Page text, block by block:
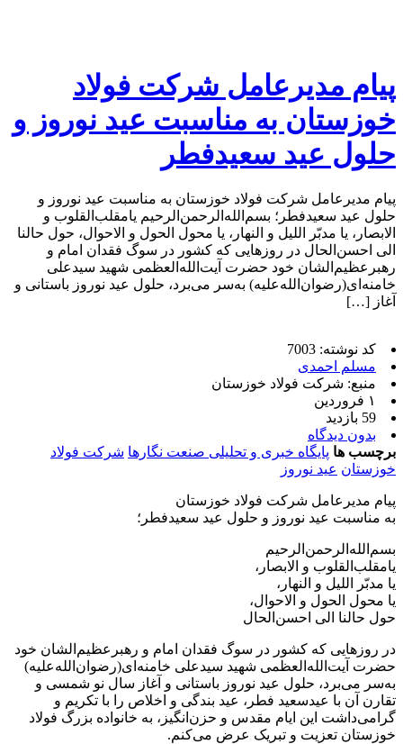
پیام مدیرعامل شرکت فولاد
خوزستان به مناسبت عید نوروز و
حلول عید سعیدفطر
پیام مدیرعامل شرکت فولاد خوزستان به مناسبت عید نوروز و
حلول عید سعیدفطر؛ بسم‌الله‌الرحمن‌الرحیم یامقلب‌القلوب و
الابصار، یا مدبّر اللیل و النهار، یا محول الحول و الاحوال، حول حالنا
الی احسن‌الحال در روزهایی که کشور در سوگ فقدان امام و
رهبرعظیم‌الشان خود حضرت آیت‌الله‌العظمی شهید سیدعلی
خامنه‌ای(رضوان‌الله‌علیه) به‌سر می‌برد، حلول عید نوروز باستانی و
آغاز […]
کد نوشته: 7003
مسلم احمدی
منبع: شرکت فولاد خوزستان
۱ فروردین
59 بازدید
بدون دیدگاه
برچسب ها پایگاه خبری و تحلیلی صنعت نگارها شرکت فولاد
خوزستان عید نوروز
پیام مدیرعامل شرکت فولاد خوزستان
به مناسبت عید نوروز و حلول عید سعیدفطر؛
بسم‌الله‌الرحمن‌الرحیم
یامقلب‌القلوب و الابصار،
یا مدبّر اللیل و النهار،
یا محول الحول و الاحوال،
حول حالنا الی احسن‌الحال
در روزهایی که کشور در سوگ فقدان امام و رهبرعظیم‌الشان خود
حضرت آیت‌الله‌العظمی شهید سیدعلی خامنه‌ای(رضوان‌الله‌علیه)
به‌سر می‌برد، حلول عید نوروز باستانی و آغاز سال نو شمسی و
تقارن آن با عیدسعید فطر، عید بندگی و اخلاص را با تکریم و
گرامی‌داشت این ایام مقدس و حزن‌انگیز، به خانواده بزرگ فولاد
خوزستان تعزیت و تبریک عرض می‌کنم.